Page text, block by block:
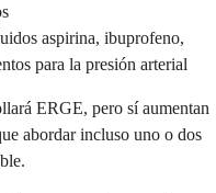
aspirina, ibuprofeno,
para la presión arterial
ERGE, pero sí aumentan
abordar incluso uno o dos